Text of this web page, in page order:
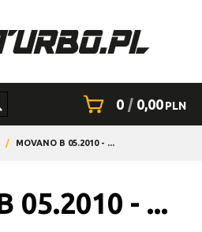
0 | 0,00PLN
/ MOVANO B 05.2010 - ...
05.2010 - ...